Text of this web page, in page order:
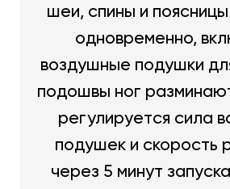
шеи, спины и
одновременно,
воздушные подушки
подошвы ног
регулируется сила
подушек и скорость
через 5 минут